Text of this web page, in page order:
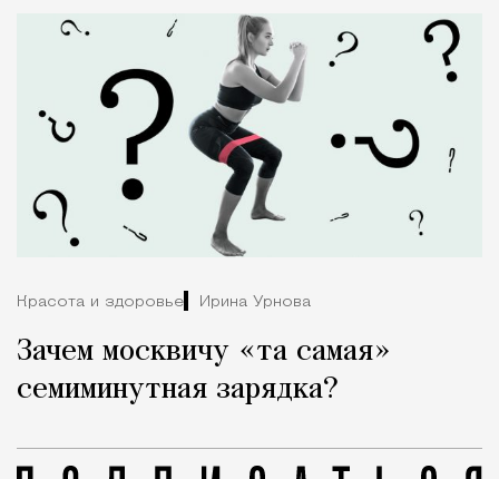
Красота и здоровье Ирина Урнова
Зачем москвичу «та самая»
семиминутная зарядка?